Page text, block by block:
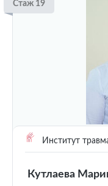
Стаж 19
Институт
Кутлаева